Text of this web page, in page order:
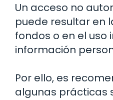
Un acceso no
puede resultar en
fondos o en el uso
información
Por ello, es
algunas prácticas